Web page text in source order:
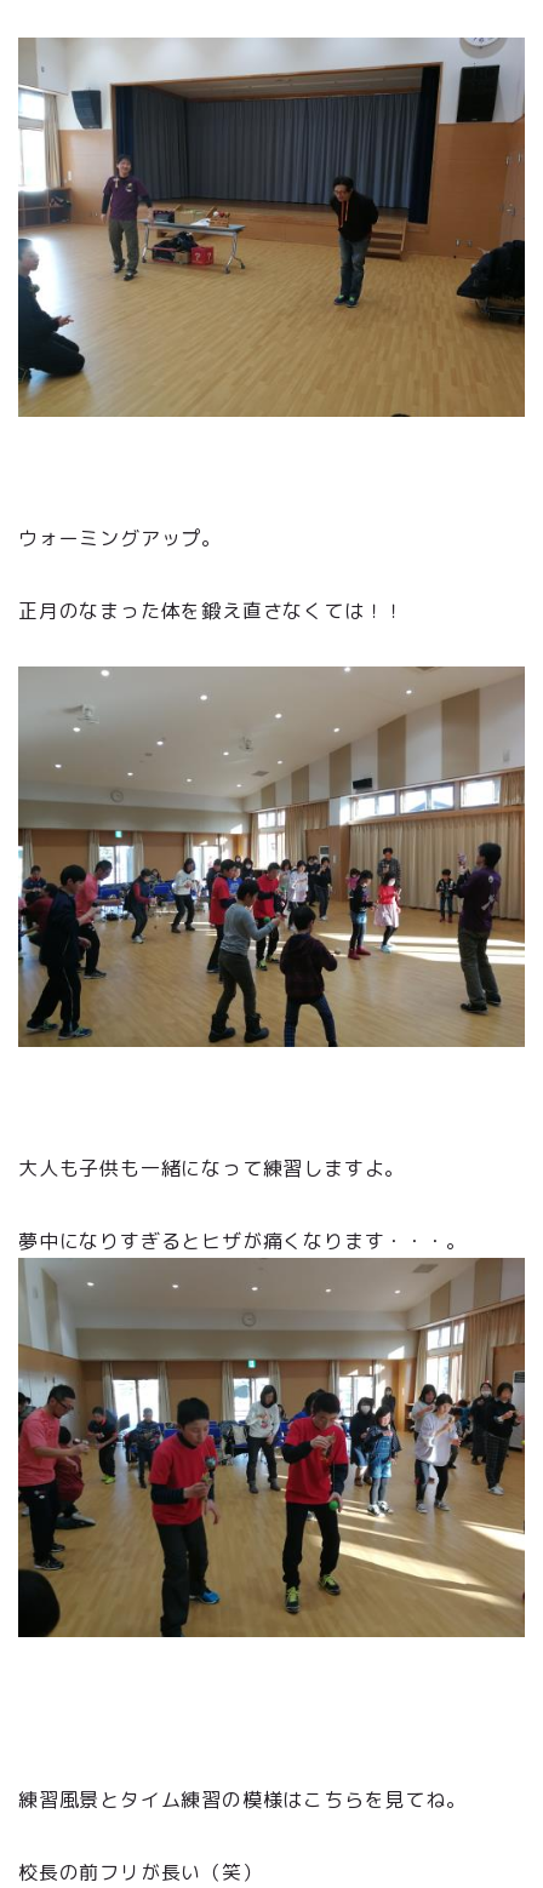
ウォーミングアップ。
正月のなまった体を鍛え直さなくては！！
大人も子供も一緒になって練習しますよ。
夢中になりすぎるとヒザが痛くなります・・・。
練習風景とタイム練習の模様はこちらを見てね。
校長の前フリが長い（笑）